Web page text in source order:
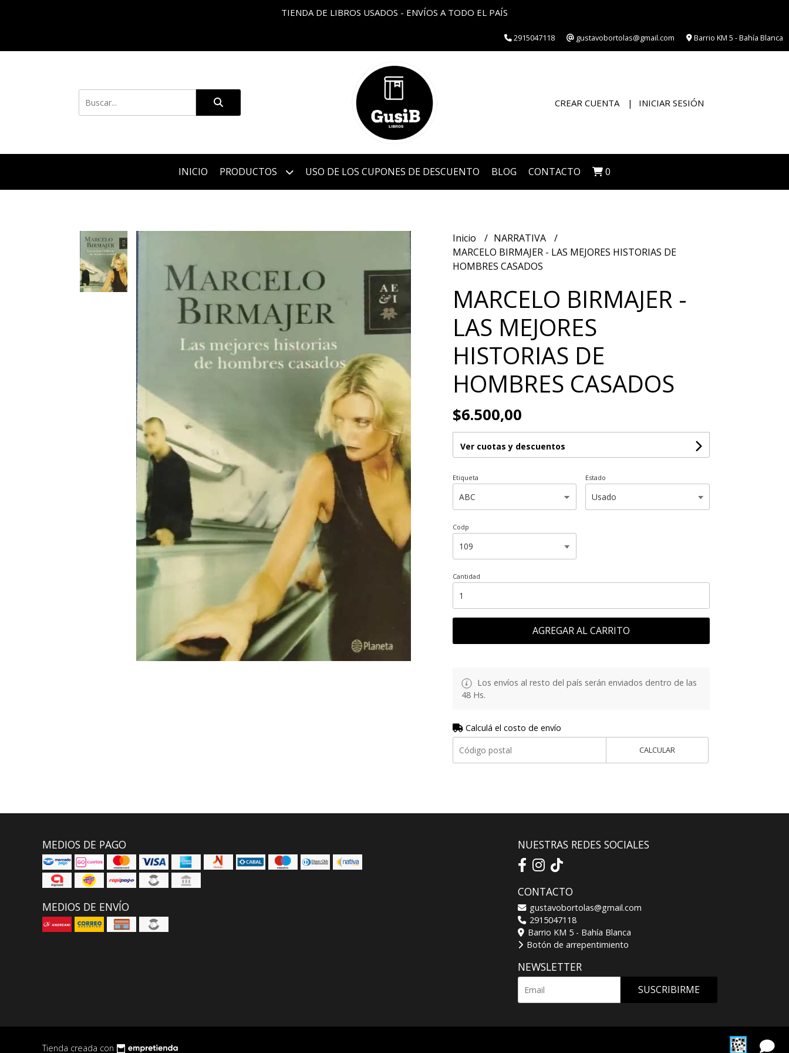
TIENDA DE LIBROS USADOS - ENVÍOS A TODO EL PAÍS
2915047118 gustavobortolas@gmail.com Barrio KM 5 - Bahía Blanca
CREAR CUENTA INICIAR SESIÓN
INICIO PRODUCTOS USO DE LOS CUPONES DE DESCUENTO BLOG CONTACTO 0
Inicio
NARRATIVA
MARCELO BIRMAJER - LAS MEJORES HISTORIAS DE
HOMBRES CASADOS
MARCELO BIRMAJER -
LAS MEJORES
HISTORIAS DE
HOMBRES CASADOS
$6.500,00
Ver cuotas y descuentos
Etiqueta Estado
Codp
Cantidad
AGREGAR AL CARRITO
Los envíos al resto del país serán enviados dentro de las
48 Hs.
Calculá el costo de envío
CALCULAR
MEDIOS DE PAGO
MEDIOS DE ENVÍO
NUESTRAS REDES SOCIALES
CONTACTO
gustavobortolas@gmail.com
2915047118
Barrio KM 5 - Bahía Blanca
Botón de arrepentimiento
NEWSLETTER
SUSCRIBIRME
Tienda creada con